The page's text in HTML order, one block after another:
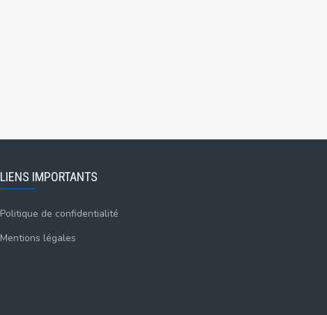
LIENS IMPORTANTS
Politique de confidentialité
Mentions légales